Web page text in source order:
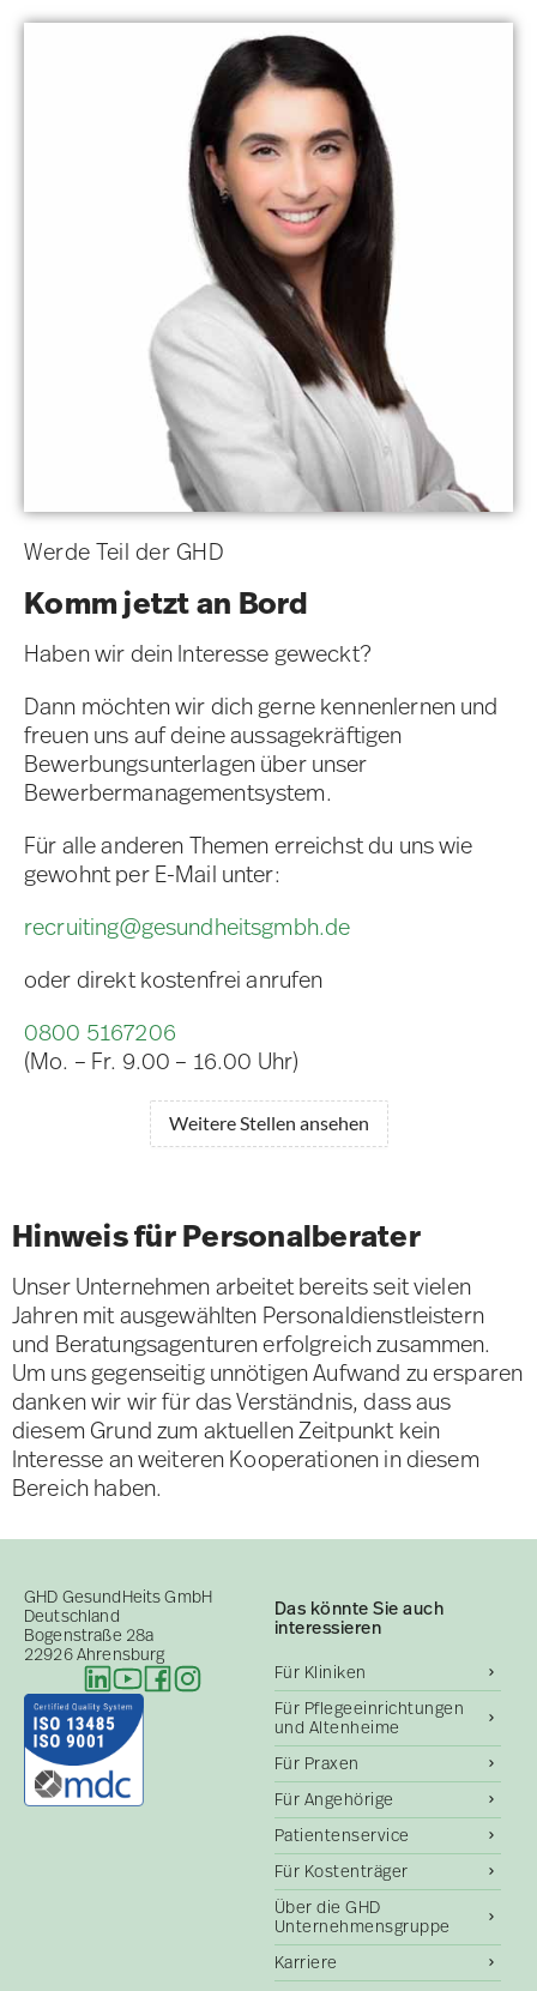
Werde Teil der GHD
Komm jetzt an Bord
Haben wir dein Interesse geweckt?
Dann möchten wir dich gerne kennenlernen und
freuen uns auf deine aussagekräftigen
Bewerbungsunterlagen über unser
Bewerbermanagementsystem.
Für alle anderen Themen erreichst du uns wie
gewohnt per E-Mail unter:
recruiting@gesundheitsgmbh.de
oder direkt kostenfrei anrufen
0800 5167206
(Mo. – Fr. 9.00 – 16.00 Uhr)
Weitere Stellen ansehen
Hinweis für Personalberater
Unser Unternehmen arbeitet bereits seit vielen
Jahren mit ausgewählten Personaldienstleistern
und Beratungsagenturen erfolgreich zusammen.
Um uns gegenseitig unnötigen Aufwand zu ersparen
danken wir wir für das Verständnis, dass aus
diesem Grund zum aktuellen Zeitpunkt kein
Interesse an weiteren Kooperationen in diesem
Bereich haben.
GHD GesundHeits GmbH
Deutschland
Bogenstraße 28a
22926 Ahrensburg
Das könnte Sie auch
interessieren
Für Kliniken
Für Pflegeeinrichtungen
und Altenheime
Für Praxen
Für Angehörige
Patientenservice
Für Kostenträger
Über die GHD
Unternehmensgruppe
Karriere